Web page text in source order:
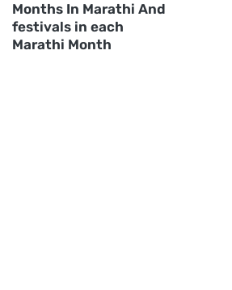
Months In Marathi And
festivals in each
Marathi Month